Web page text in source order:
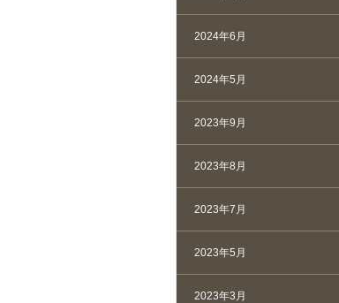
2024年6月
2024年5月
2023年9月
2023年8月
2023年7月
2023年5月
2023年3月